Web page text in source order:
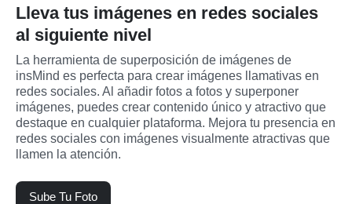
Lleva tus imágenes en redes sociales
al siguiente nivel
La herramienta de superposición de imágenes de
insMind es perfecta para crear imágenes llamativas en
redes sociales. Al añadir fotos a fotos y superponer
imágenes, puedes crear contenido único y atractivo que
destaque en cualquier plataforma. Mejora tu presencia en
redes sociales con imágenes visualmente atractivas que
llamen la atención.
Sube Tu Foto